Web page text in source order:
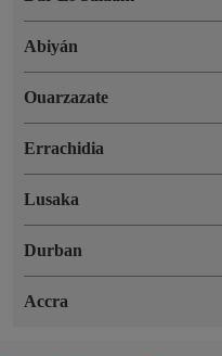
Abiyán
Ouarzazate
Errachidia
Lusaka
Durban
Accra